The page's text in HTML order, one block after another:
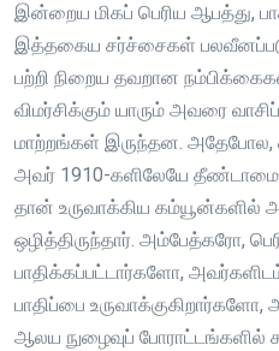
இன்றைய மிகப் பெரிய ஆபத்து,
இத்தகைய சர்ச்சைகள்
பற்றி நிறைய தவறான
விமர்சிக்கும் யாரும் அவரை
மாற்றங்கள் இருந்தன. அதேபோல,
அவர் 1910-களிலேயே தீண்டாமை
தான் உருவாக்கிய
ஒழித்திருந்தார். அம்பேத்கரோ,
பாதிக்கப்பட்டார்களோ,
பாதிப்பை
ஆலய நுழைவுப் போராட்டங்களில்